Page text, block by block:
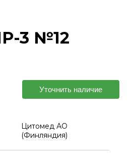
3 №12
Уточнить наличие
Цитомед АО
(Финляндия)